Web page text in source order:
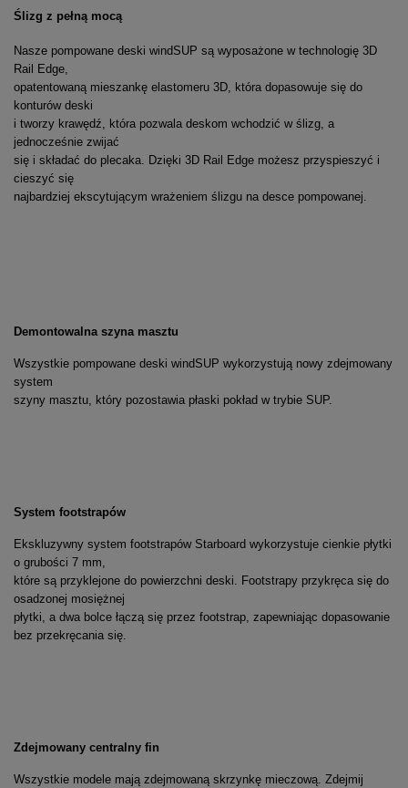
Ślizg z pełną mocą
Nasze pompowane deski windSUP są wyposażone w technologię 3D
Rail Edge,
opatentowaną mieszankę elastomeru 3D, która dopasowuje się do
konturów deski
i tworzy krawędź, która pozwala deskom wchodzić w ślizg, a
jednocześnie zwijać
się i składać do plecaka. Dzięki 3D Rail Edge możesz przyspieszyć i
cieszyć się
najbardziej ekscytującym wrażeniem ślizgu na desce pompowanej.
Demontowalna szyna masztu
Wszystkie pompowane deski windSUP wykorzystują nowy zdejmowany
system
szyny masztu, który pozostawia płaski pokład w trybie SUP.
System footstrapów
Ekskluzywny system footstrapów Starboard wykorzystuje cienkie płytki
o grubości 7 mm,
które są przyklejone do powierzchni deski. Footstrapy przykręca się do
osadzonej mosiężnej
płytki, a dwa bolce łączą się przez footstrap, zapewniając dopasowanie
bez przekręcania się.
Zdejmowany centralny fin
Wszystkie modele mają zdejmowaną skrzynkę mieczową. Zdejmij